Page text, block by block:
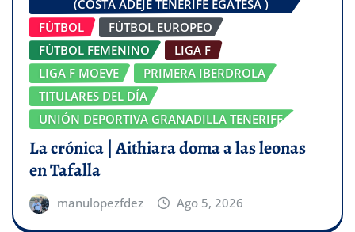
(COSTA ADEJE TENERIFE EGATESA )
FÚTBOL
FÚTBOL EUROPEO
FÚTBOL FEMENINO
LIGA F
LIGA F MOEVE
PRIMERA IBERDROLA
TITULARES DEL DÍA
UNIÓN DEPORTIVA GRANADILLA TENERIFE
La crónica | Aithiara doma a las leonas
en Tafalla
manulopezfdez Ago 5, 2026